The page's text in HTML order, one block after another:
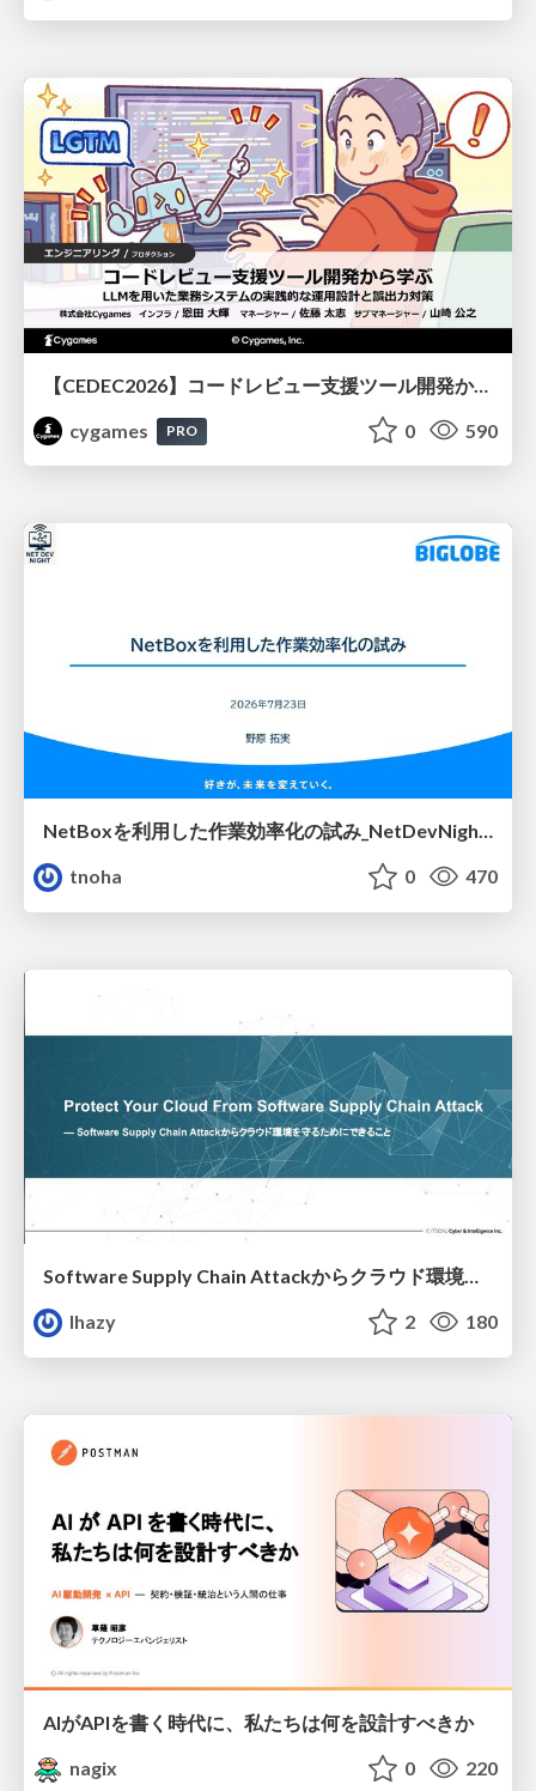
【CEDEC2026】コードレビュー支援ツール開発から学ぶ：LLMを用いた業務システムの実践的な運用設計と誤出力対策
cygames
PRO 0 590
NetBoxを利用した作業効率化の試み_NetDevNight4
tnoha
0 470
Software Supply Chain Attackからクラウド環境を守るためにできること
lhazy
2 180
AIがAPIを書く時代に、私たちは何を設計すべきか
nagix
0 220